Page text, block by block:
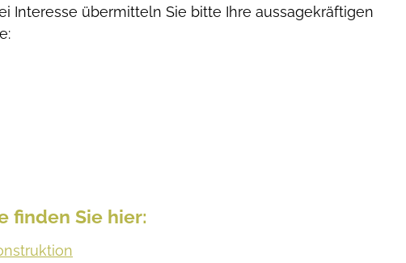
Interesse übermitteln Sie bitte Ihre aussagekräftigen
finden Sie hier: